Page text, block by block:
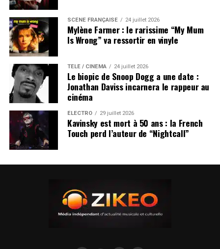
SCÈNE FRANÇAISE 24 juillet 2026
Mylène Farmer : le rarissime “My Mum
Is Wrong” va ressortir en vinyle
TÉLÉ / CINÉMA 24 juillet 2026
Le biopic de Snoop Dogg a une date :
Jonathan Daviss incarnera le rappeur au
cinéma
ÉLECTRO 29 juillet 2026
Kavinsky est mort à 50 ans : la French
Touch perd l’auteur de “Nightcall”